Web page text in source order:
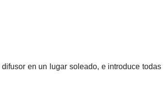
en un lugar soleado, e introduce todas